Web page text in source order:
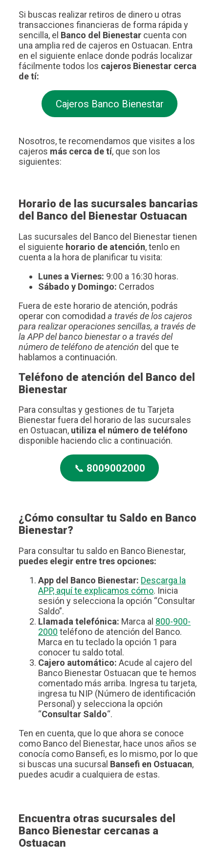
Si buscas realizar retiros de dinero u otras
transacciones financieras de forma rápida y
sencilla, el Banco del Bienestar cuenta con
una amplia red de cajeros en Ostuacan. Entra
en el siguiente enlace donde podrás localizar
fácilmente todos los cajeros Bienestar cerca
de tí:
Cajeros Banco Bienestar
Nosotros, te recomendamos que visites a los
cajeros más cerca de tí, que son los
siguientes:
Horario de las sucursales bancarias
del Banco del Bienestar Ostuacan
Las sucursales del Banco del Bienestar tienen
el siguiente horario de atención, tenlo en
cuenta a la hora de planificar tu visita:
Lunes a Viernes: 9:00 a 16:30 horas.
Sábado y Domingo: Cerrados
Fuera de este horario de atención, podrás
operar con comodidad a través de los cajeros
para realizar operaciones sencillas, a través de
la APP del banco bienestar o a través del
número de teléfono de atención del que te
hablamos a continuación.
Teléfono de atención del Banco del
Bienestar
Para consultas y gestiones de tu Tarjeta
Bienestar fuera del horario de las sucursales
en Ostuacan, utiliza el número de teléfono
disponible haciendo clic a continuación.
📞 8009002000
¿Cómo consultar tu Saldo en Banco
Bienestar?
Para consultar tu saldo en Banco Bienestar,
puedes elegir entre tres opciones:
App del Banco Bienestar: Descarga la
APP, aquí te explicamos cómo. Inicia
sesión y selecciona la opción “Consultar
Saldo”.
Llamada telefónica: Marca al 800-900-
2000 teléfono de atención del Banco.
Marca en tu teclado la opción 1 para
conocer tu saldo total.
Cajero automático: Acude al cajero del
Banco Bienestar Ostuacan que te hemos
comentado más arriba. Ingresa tu tarjeta,
ingresa tu NIP (Número de identificación
Personal) y selecciona la opción
“Consultar Saldo“.
Ten en cuenta, que lo que ahora se conoce
como Banco del Bienestar, hace unos años se
conocía como Bansefi, es lo mismo, por lo que
si buscas una sucursal Bansefi en Ostuacan,
puedes acudir a cualquiera de estas.
Encuentra otras sucursales del
Banco Bienestar cercanas a
Ostuacan